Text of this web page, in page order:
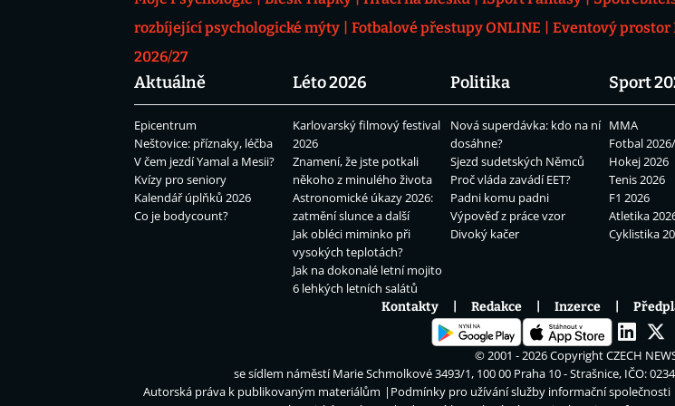
rozbíjející psychologické mýty
Fotbalové přestupy ONLINE Eventový prostor
2026/27
Aktuálně
Epicentrum
Neštovice: příznaky, léčba
V čem jezdí Yamal a Mesii?
Kvízy pro seniory
Kalendář úplňků 2026
Co je bodycount?
Léto 2026
Karlovarský filmový festival
2026
Znamení, že jste potkali
někoho z minulého života
Astronomické úkazy 2026:
zatmění slunce a další
Jak obléci miminko při
vysokých teplotách?
Jak na dokonalé letní mojito
6 lehkých letních salátů
Politika
Nová superdávka: kdo na ní
dosáhne?
Sjezd sudetských Němců
Proč vláda zavádí EET?
Padni komu padni
Výpověď z práce vzor
Divoký kačer
Sport
MMA
Fotbal
Hokej 2026
Tenis 2026
F1 2026
Atletika
Cyklistika
Kontakty Redakce Inzerce
© 2001 - 2026 CopyrightCZECH
se sídlem náměstí Marie Schmolkové 3493/1, 100 00 Praha 10 - Strašnice, IČO:
Autorská práva k publikovaným materiálům
Podmínky pro užívání služby informační společnosti